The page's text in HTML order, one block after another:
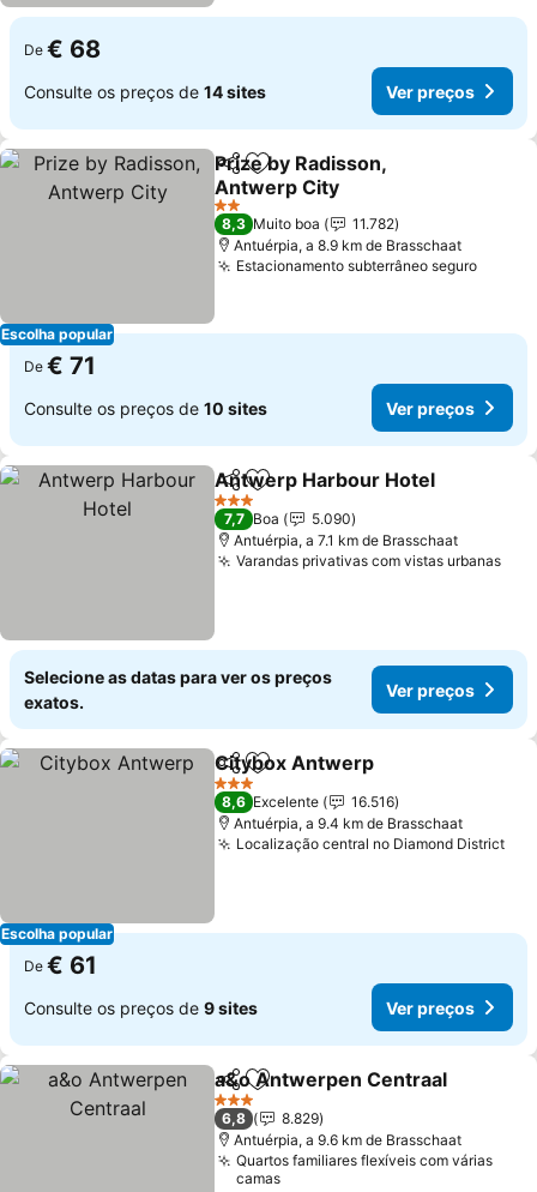
De € 68
Consulte os preços de 14 sites Ver preços
Escolha popular
PartilharAdicionar aos favoritos
Prize by Radisson,
Antwerp City
2 Estrelas
8,3 Muito boa
11.782
Antuérpia, a 8.9 km de Brasschaat
Estacionamento subterrâneo seguro
De € 71
Consulte os preços de 10 sites Ver preços
PartilharAdicionar aos favoritos
Antwerp Harbour Hotel
3 Estrelas
7,7 Boa
5.090
Antuérpia, a 7.1 km de Brasschaat
Varandas privativas com vistas urbanas
Selecione as datas para ver os preços
exatos.
Ver preços
Escolha popular
PartilharAdicionar aos favoritos
Citybox Antwerp
3 Estrelas
8,6 Excelente
16.516
Antuérpia, a 9.4 km de Brasschaat
Localização central no Diamond District
De € 61
Consulte os preços de 9 sites Ver preços
PartilharAdicionar aos favoritos
a&o Antwerpen Centraal
3 Estrelas
6,8
8.829
Antuérpia, a 9.6 km de Brasschaat
Quartos familiares flexíveis com várias
camas